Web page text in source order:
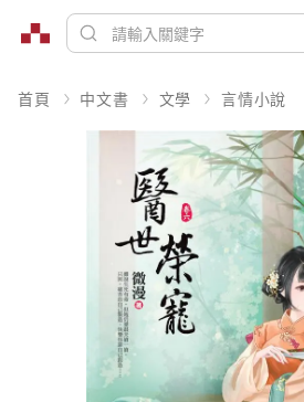
首頁 中文書 文學 言情小說